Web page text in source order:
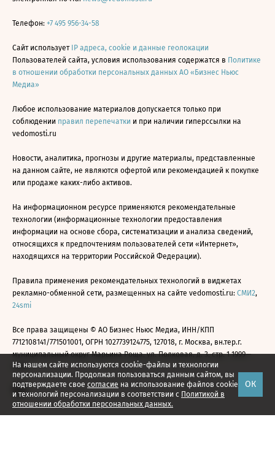
На нашем сайте используются cookie-файлы и технологии
персонализации. Продолжая пользоваться данным сайтом, вы
подтверждаете свое согласие на использование файлов cookie
и технологий персонализации в соответствии с Политикой в
отношении обработки персональных данных.
ОК
Телефон: +7 495 956-34-58
Сайт использует IP адреса, cookie и данные геолокации
Пользователей сайта, условия использования содержатся в Политике
в отношении обработки персональных данных АО «Бизнес Ньюс
Медиа»
Любое использование материалов допускается только при
соблюдении правил перепечатки и при наличии гиперссылки на
vedomosti.ru
Новости, аналитика, прогнозы и другие материалы, представленные
на данном сайте, не являются офертой или рекомендацией к покупке
или продаже каких-либо активов.
На информационном ресурсе применяются рекомендательные
технологии (информационные технологии предоставления
информации на основе сбора, систематизации и анализа сведений,
относящихся к предпочтениям пользователей сети «Интернет»,
находящихся на территории Российской Федерации).
Правила применения рекомендательных технологий в виджетах
рекламно-обменной сети, размещенных на сайте vedomosti.ru: СМИ2,
24smi
Все права защищены © АО Бизнес Ньюс Медиа, ИНН/КПП
7712108141/771501001, ОГРН 1027739124775, 127018, г. Москва, вн.тер.г.
муниципальный округ Марьина Роща, ул. Полковая, д. 3, стр. 1 1999—
2026